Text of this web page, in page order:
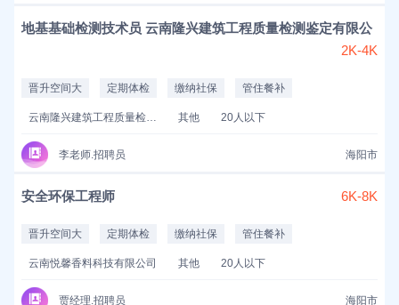
地基基础检测技术员 云南隆兴建筑工程质量检测鉴定有限公
2K-4K
晋升空间大 定期体检 缴纳社保 管住餐补
云南隆兴建筑工程质量检测鉴定有限公司 其他 20人以下
李老师.招聘员 海阳市
安全环保工程师 6K-8K
晋升空间大 定期体检 缴纳社保 管住餐补
云南悦馨香料科技有限公司 其他 20人以下
贾经理.招聘员 海阳市